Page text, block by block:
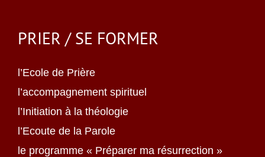
PRIER / SE FORMER
l’Ecole de Prière
l’accompagnement spirituel
l’Initiation à la théologie
l’Ecoute de la Parole
le programme « Préparer ma résurrection »